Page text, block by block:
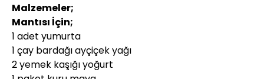
Malzemeler;
Mantısı İçin;
1 adet yumurta
1 çay bardağı ayçiçek yağı
2 yemek kaşığı yoğurt